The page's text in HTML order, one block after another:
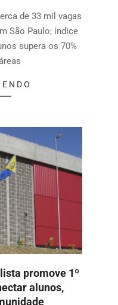
de 33 mil vagas
São Paulo; índice
supera os 70%
promove 1º
alunos,